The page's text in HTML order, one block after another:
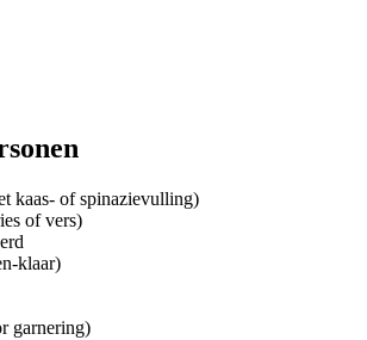
kaas- of spinazievulling)
of vers)
klaar)
garnering)